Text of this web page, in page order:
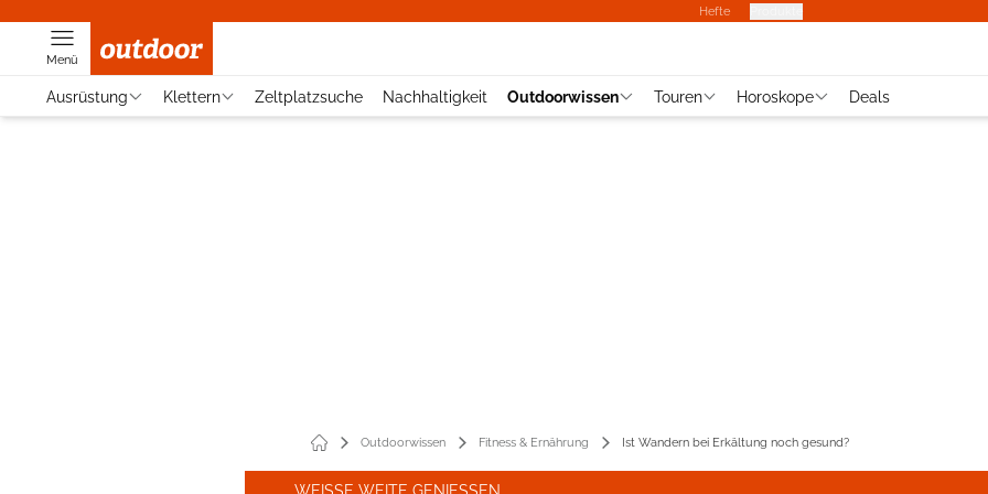
Hefte
Menü
Ausrüstung Klettern Zeltplatzsuche Nachhaltigkeit Outdoorwissen Touren Horoskope Deals
Outdoorwissen Fitness & Ernährung Ist Wandern bei Erkältung noch gesund?